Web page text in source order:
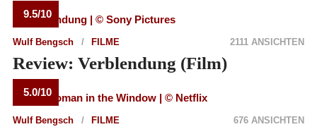
9.5/10
Wulf Bengsch FILME 2111 ANSICHTEN
Review: Verblendung (Film)
5.0/10
Wulf Bengsch FILME 676 ANSICHTEN